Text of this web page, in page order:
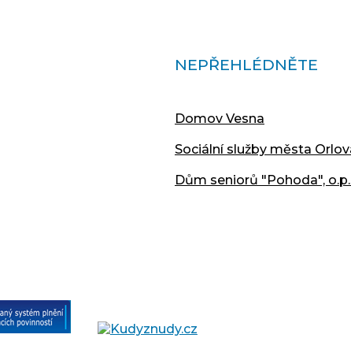
NEPŘEHLÉDNĚTE
Domov Vesna
Sociální služby města
Dům seniorů "Pohoda",